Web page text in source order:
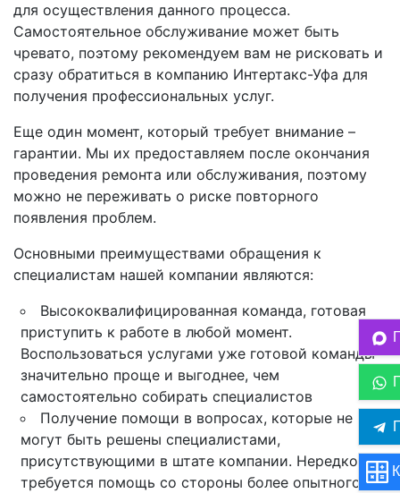
для осуществления данного процесса.
Самостоятельное обслуживание может быть
чревато, поэтому рекомендуем вам не рисковать и
сразу обратиться в компанию Интертакс-Уфа для
получения профессиональных услуг.
Еще один момент, который требует внимание –
гарантии. Мы их предоставляем после окончания
проведения ремонта или обслуживания, поэтому
можно не переживать о риске повторного
появления проблем.
Основными преимуществами обращения к
специалистам нашей компании являются:
Высококвалифицированная команда, готовая
приступить к работе в любой момент.
Воспользоваться услугами уже готовой команды
значительно проще и выгоднее, чем
самостоятельно собирать специалистов
Получение помощи в вопросах, которые не
могут быть решены специалистами,
присутствующими в штате компании. Нередко
требуется помощь со стороны более опытного и